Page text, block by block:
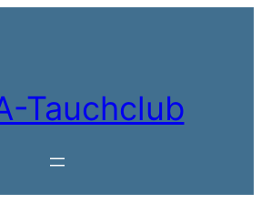
Tauchclub